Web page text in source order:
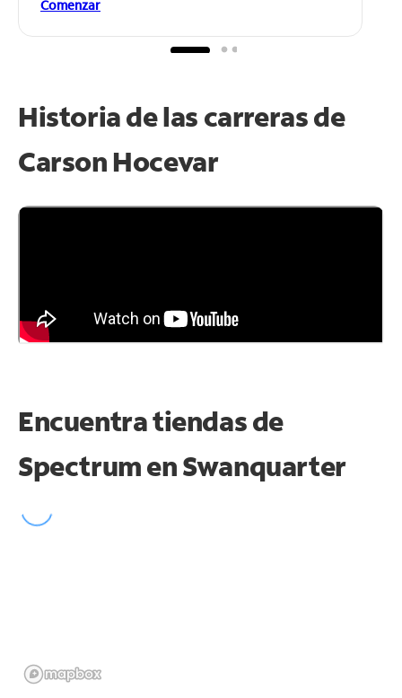
Comenzar
Historia de las carreras de
Carson Hocevar
Encuentra tiendas de
Spectrum enSwanquarter